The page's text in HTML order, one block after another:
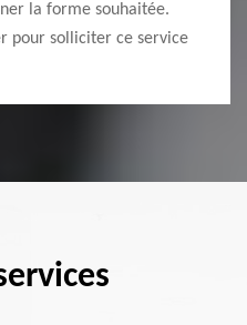
la forme souhaitée.
pour solliciter ce service